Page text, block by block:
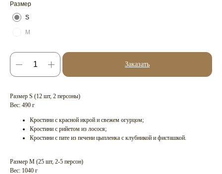
Размер
S
M
Заказать
Размер S (12 шт, 2 персоны)
Вес: 490 г
Кростини с красной икрой и свежем огурцом;
Кростини с рийетом из лосося;
Кростини с пате из печени цыпленка с клубникой и фисташкой.
Размер М (25 шт, 2-5 персон)
Вес: 1040 г